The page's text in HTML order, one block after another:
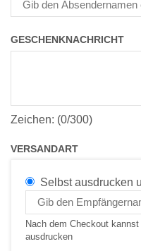
GESCHENKNACHRICHT
Zeichen: (0/300)
VERSANDART
Selbst ausdrucken
Nach dem Checkout
ausdrucken